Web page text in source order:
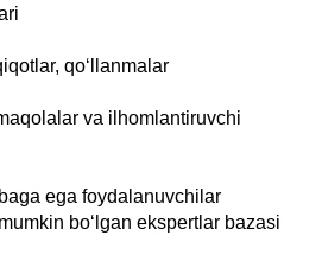
qo‘llanmalar
va ilhomlantiruvchi
ega foydalanuvchilar
bo‘lgan ekspertlar bazasi